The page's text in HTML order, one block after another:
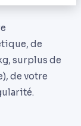
de
surplus de
de votre